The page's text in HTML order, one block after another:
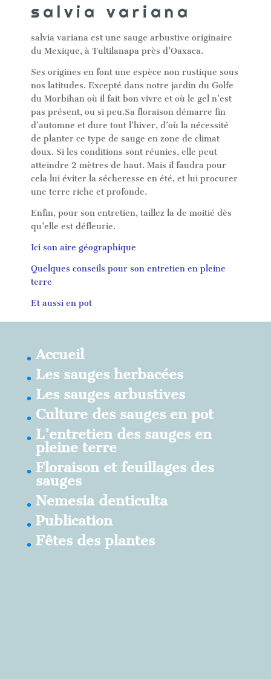
salvia variana
salvia variana est une sauge arbustive originaire
du Mexique, à Tultilanapa près d’Oaxaca.
Ses origines en font une espèce non rustique sous
nos latitudes. Excepté dans notre jardin du Golfe
du Morbihan où il fait bon vivre et où le gel n’est
pas présent, ou si peu.Sa floraison démarre fin
d’automne et dure tout l’hiver, d’où la nécessité
de planter ce type de sauge en zone de climat
doux. Si les conditions sont réunies, elle peut
atteindre 2 mètres de haut. Mais il faudra pour
cela lui éviter la sécheresse en été, et lui procurer
une terre riche et profonde.
Enfin, pour son entretien, taillez la de moitié dès
qu’elle est défleurie.
Ici son aire géographique
Quelques conseils pour son entretien en pleine
terre
Et aussi en pot
Accueil
Les sauges herbacées
Les sauges arbustives
Culture des sauges en pot
L’entretien des sauges en
pleine terre
Floraison et feuillages des
sauges
Nemesia denticulta
Publication
Fêtes des plantes